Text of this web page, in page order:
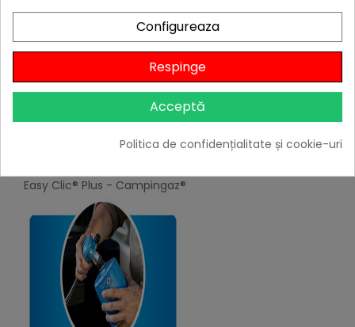
grasime montat in fata.
Easy Clic® Plus - Campingaz®
Configureaza
Respinge
Acceptă
Politica de confidențialitate și cookie-uri